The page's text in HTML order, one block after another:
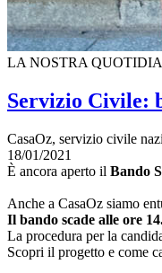
LA NOSTRA
Servizio Civile:
CasaOz, servizio civile
18/01/2021
È ancora aperto il Bando
Anche a CasaOz siamo
Il bando scade alle ore
La procedura per la
Scopri il progetto e come